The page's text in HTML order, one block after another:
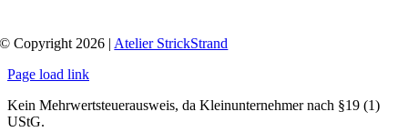
© Copyright 2026 |Atelier StrickStrand
Page load link
Kein Mehrwertsteuerausweis, da Kleinunternehmer nach §19 (1)
UStG.